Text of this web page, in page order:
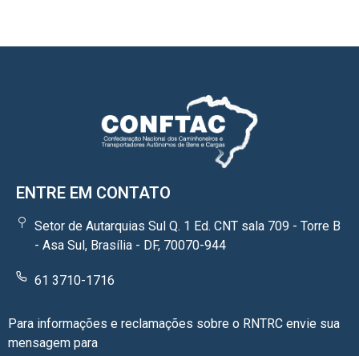
ENTRE EM CONTATO
Setor de Autarquias Sul Q. 1 Ed. CNT sala 709 - Torre B
- Asa Sul, Brasília - DF, 70070-944
61 3710-1716
Para informações e reclamações sobre o RNTRC envie sua
mensagem para